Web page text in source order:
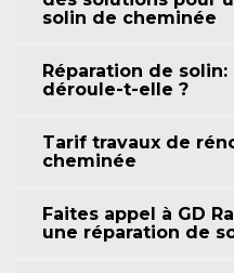
solin de cheminée
Réparation de
déroule-t-elle ?
Tarif travaux de
cheminée
Faites appel à GD
une réparation de